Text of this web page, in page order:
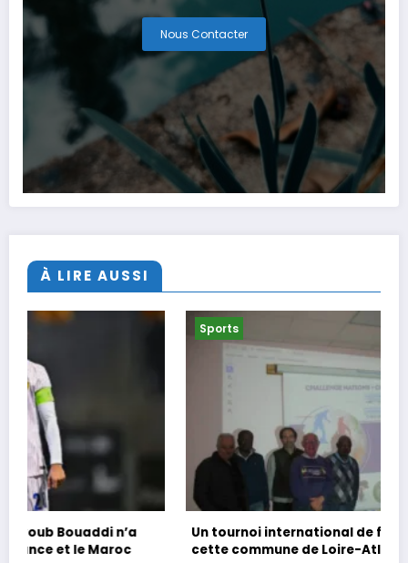
Nous Contacter
À LIRE AUSSI
Un tournoi international de foot en marchant dans
cette commune de Loire-Atlantique